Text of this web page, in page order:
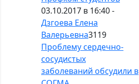
03.10.2017 в 16:40 -
Дзгоева Елена
Валерьевна3119
Проблему сердечно-
сосудистых
заболеваний обсудили в